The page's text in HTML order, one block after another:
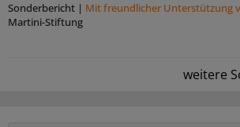
Sonderbericht | Mit freundlicher Unterstützung
Martini-Stiftung
weitere